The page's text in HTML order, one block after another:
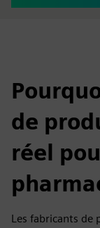
de
réel
Les fabricants